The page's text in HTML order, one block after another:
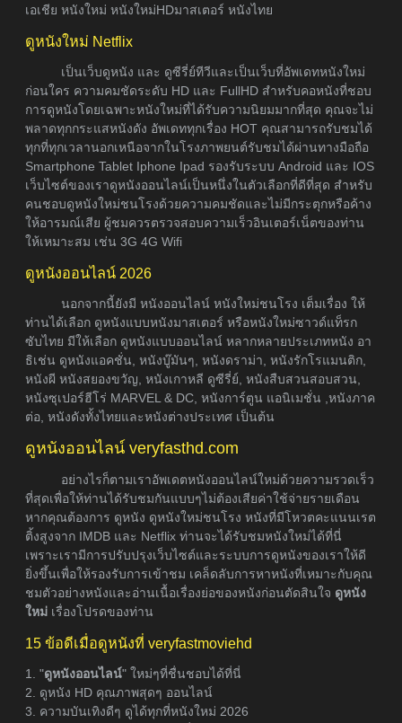
เอเชีย หนังใหม่ หนังใหม่HDมาสเตอร์ หนังไทย
ดูหนังใหม่ Netflix
เป็นเว็บดูหนัง และ ดูซีรี่ย์ทีวีและเป็นเว็บที่อัพเดทหนังใหม่
ก่อนใคร ความคมชัดระดับ HD และ FullHD สำหรับคอหนังที่ชอบ
การดูหนังโดยเฉพาะหนังใหม่ที่ได้รับความนิยมมากที่สุด คุณจะไม่
พลาดทุกกระแสหนังดัง อัพเดททุกเรื่อง HOT คุณสามารถรับชมได้
ทุกที่ทุกเวลานอกเหนือจากในโรงภาพยนต์รับชมได้ผ่านทางมือถือ
Smartphone Tablet Iphone Ipad รองรับระบบ Android และ IOS
เว็บไซต์ของเราดูหนังออนไลน์เป็นหนึ่งในตัวเลือกที่ดีที่สุด สำหรับ
คนชอบดูหนังใหม่ชนโรงด้วยความคมชัดและไม่มีกระตุกหรือค้าง
ให้อารมณ์เสีย ผู้ชมควรตรวจสอบความเร็วอินเตอร์เน็ตของท่าน
ให้เหมาะสม เช่น 3G 4G Wifi
ดูหนังออนไลน์ 2026
นอกจากนี้ยังมี หนังออนไลน์ หนังใหม่ชนโรง เต็มเรื่อง ให้
ท่านได้เลือก ดูหนังแบบหนังมาสเตอร์ หรือหนังใหม่ซาวด์แท็รก
ซับไทย มีให้เลือก ดูหนังแบบออนไลน์ หลากหลายประเภทหนัง อา
ธิเช่น ดูหนังแอคชั่น, หนังบู๊มันๆ, หนังดราม่า, หนังรักโรแมนติก,
หนังผี หนังสยองขวัญ, หนังเกาหลี ดูซีรี่ย์, หนังสืบสวนสอบสวน,
หนังซุเปอร์ฮีโร่ MARVEL & DC, หนังการ์ตูน แอนิเมชั่น ,หนังภาค
ต่อ, หนังดังทั้งไทยและหนังต่างประเทศ เป็นต้น
ดูหนังออนไลน์ veryfasthd.com
อย่างไรก็ตามเราอัพเดตหนังออนไลน์ใหม่ด้วยความรวดเร็ว
ที่สุดเพื่อให้ท่านได้รับชมกันแบบๆไม่ต้องเสียค่าใช้จ่ายรายเดือน
หากคุณต้องการ ดูหนัง ดูหนังใหม่ชนโรง หนังที่มีโหวตคะแนนเรต
ติ้งสูงจาก IMDB และ Netflix ท่านจะได้รับชมหนังใหม่ได้ที่นี่
เพราะเรามีการปรับปรุงเว็บไซต์และระบบการดูหนังของเราให้ดี
ยิ่งขึ้นเพื่อให้รองรับการเข้าชม เคล็ดลับการหาหนังที่เหมาะกับคุณ
ชมตัวอย่างหนังและอ่านเนื้อเรื่องย่อของหนังก่อนตัดสินใจ ดูหนัง
ใหม่ เรื่องโปรดของท่าน
15 ข้อดีเมื่อดูหนังที่ veryfastmoviehd
1. "ดูหนังออนไลน์" ใหม่ๆที่ชื่นชอบได้ที่นี่
2. ดูหนัง HD คุณภาพสุดๆ ออนไลน์
3. ความบันเทิงดีๆ ดูได้ทุกที่หนังใหม่ 2026